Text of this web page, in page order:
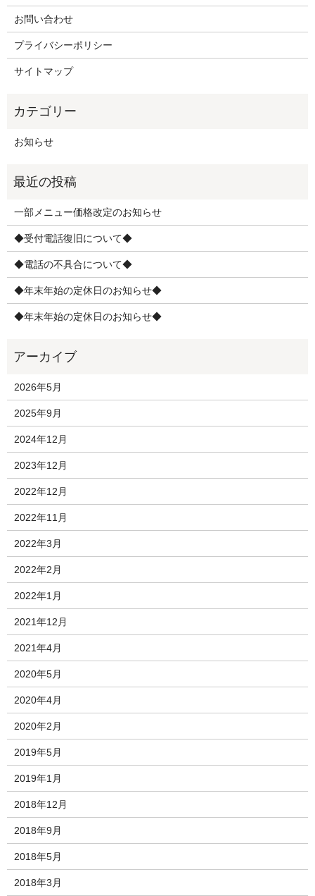
お問い合わせ
プライバシーポリシー
サイトマップ
お知らせ
一部メニュー価格改定のお知らせ
◆受付電話復旧について◆
◆電話の不具合について◆
◆年末年始の定休日のお知らせ◆
◆年末年始の定休日のお知らせ◆
2026年5月
2025年9月
2024年12月
2023年12月
2022年12月
2022年11月
2022年3月
2022年2月
2022年1月
2021年12月
2021年4月
2020年5月
2020年4月
2020年2月
2019年5月
2019年1月
2018年12月
2018年9月
2018年5月
2018年3月